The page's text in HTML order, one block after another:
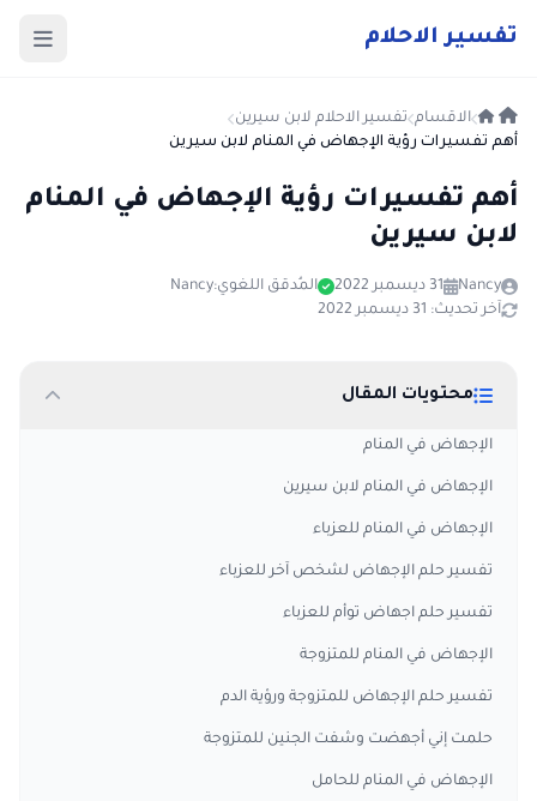
تفسير الاحلام
الاقسام تفسير الاحلام لابن سيرين
أهم تفسيرات رؤية الإجهاض في المنام لابن سيرين
أهم تفسيرات رؤية الإجهاض في المنام
لابن سيرين
Nancy 31 ديسمبر 2022 المُدقق اللغوي:Nancy
آخر تحديث: 31 ديسمبر 2022
محتويات المقال
الإجهاض في المنام
الإجهاض في المنام لابن سيرين
الإجهاض في المنام للعزباء
تفسير حلم الإجهاض لشخص آخر للعزباء
تفسير حلم اجهاض توأم للعزباء
الإجهاض في المنام للمتزوجة
تفسير حلم الإجهاض للمتزوجة ورؤية الدم
حلمت إني أجهضت وشفت الجنين للمتزوجة
الإجهاض في المنام للحامل